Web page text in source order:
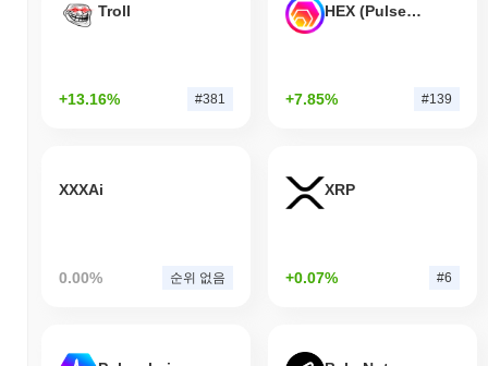
Troll
+13.16% #381
HEX (Pulsechain)
+7.85% #139
XXXAi
0.00% 순위 없음
XRP
+0.07% #6